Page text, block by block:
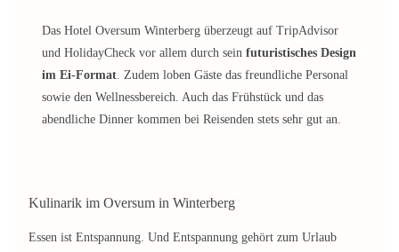
Das Hotel Oversum Winterberg überzeugt auf TripAdvisor
und HolidayCheck vor allem durch sein futuristisches Design
im Ei-Format. Zudem loben Gäste das freundliche Personal
sowie den Wellnessbereich. Auch das Frühstück und das
abendliche Dinner kommen bei Reisenden stets sehr gut an.
Kulinarik im Oversum in Winterberg
Essen ist Entspannung. Und Entspannung gehört zum Urlaub